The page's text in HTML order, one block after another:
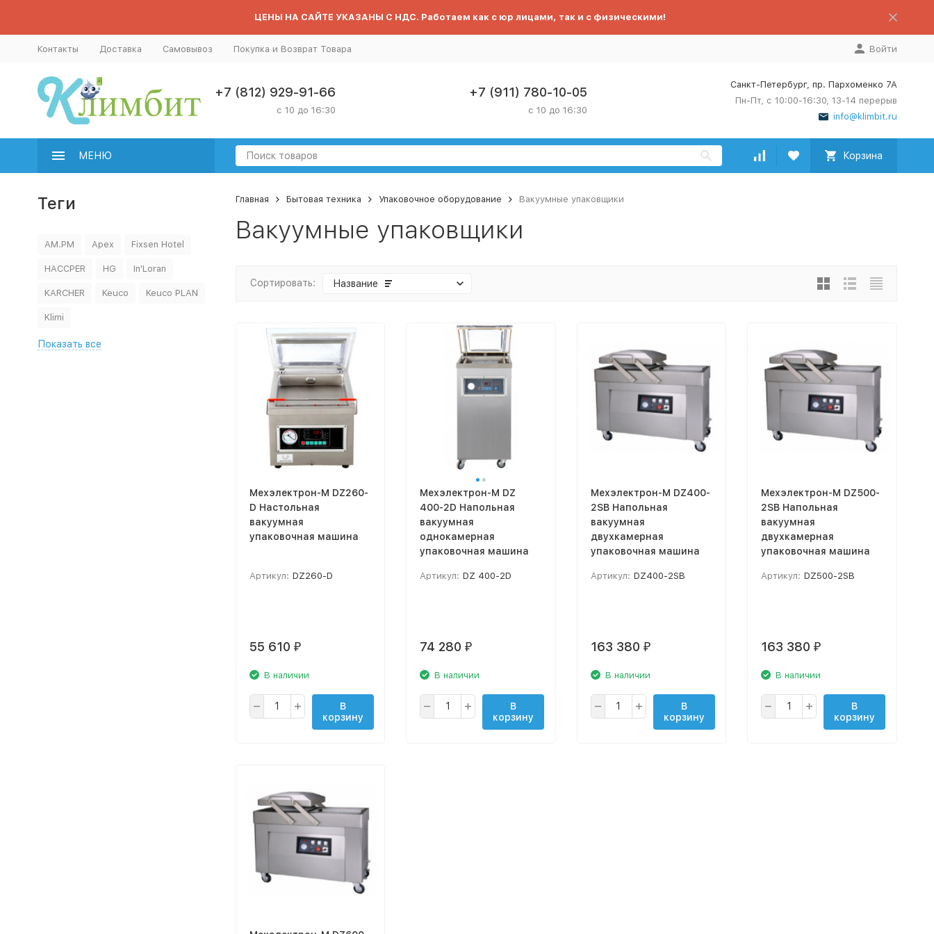
ЦЕНЫ НА САЙТЕ УКАЗАНЫ С НДС. Работаем как с юр лицами, так и с физическими!
Контакты Доставка Самовывоз Покупка и Возврат Товара Войти
+7 (812) 929-91-66
с 10 до 16:30
+7 (911) 780-10-05
с 10 до 16:30
Санкт-Петербург, пр. Пархоменко 7А
Пн-Пт, с 10:00-16:30, 13-14 перерыв
info@klimbit.ru
МЕНЮ Корзина
Главная Бытовая техника Упаковочное оборудование Вакуумные упаковщики
Вакуумные упаковщики
Сортировать: Название
Мехэлектрон-М DZ260-
D Настольная
вакуумная
упаковочная машина
Артикул: DZ260-D
55 610 ₽
В наличии
В
корзину
Мехэлектрон-М DZ
400-2D Напольная
вакуумная
однокамерная
упаковочная машина
Артикул: DZ 400-2D
74 280 ₽
В наличии
В
корзину
Мехэлектрон-М DZ400-
2SB Напольная
вакуумная
двухкамерная
упаковочная машина
Артикул: DZ400-2SB
163 380 ₽
В наличии
В
корзину
Мехэлектрон-М DZ500-
2SB Напольная
вакуумная
двухкамерная
упаковочная машина
Артикул: DZ500-2SB
163 380 ₽
В наличии
В
корзину
Теги
AM.PM Apex Fixsen Hotel
HACCPER HG In'Loran
KARCHER Keuco Keuco PLAN
Klimi
Показать все